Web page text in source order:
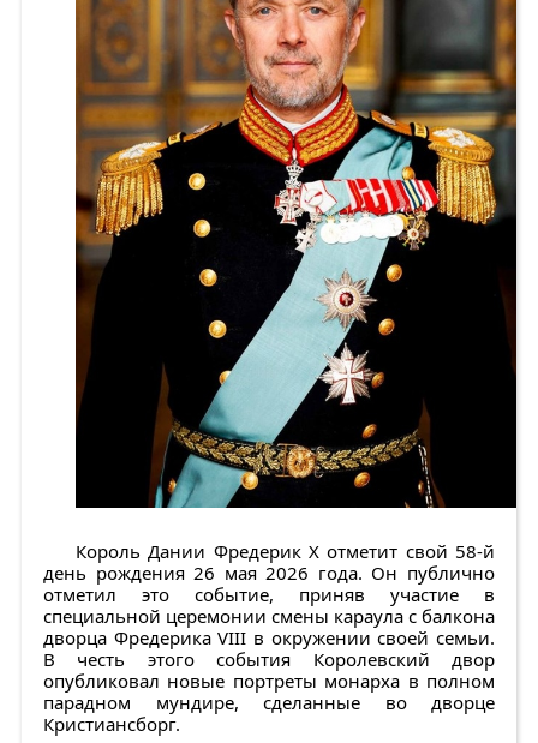
Король Дании Фредерик X отметит свой 58-й
день рождения 26 мая 2026 года. Он публично
отметил это событие, приняв участие в
специальной церемонии смены караула с балкона
дворца Фредерика VIII в окружении своей семьи.
В честь этого события Королевский двор
опубликовал новые портреты монарха в полном
парадном мундире, сделанные во дворце
Кристиансборг.